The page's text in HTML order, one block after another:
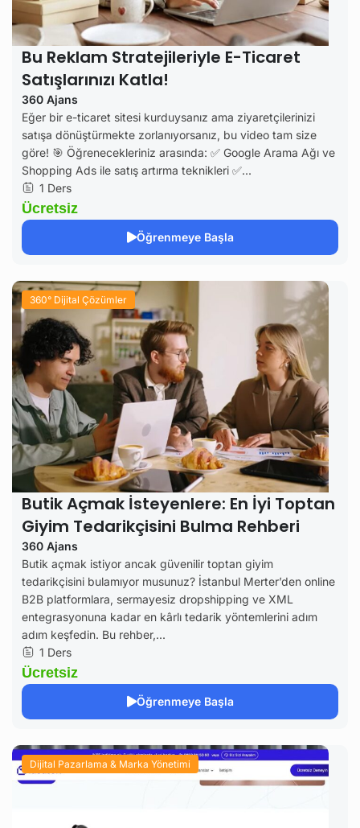
Bu Reklam Stratejileriyle E-Ticaret
Satışlarınızı Katla!
360 Ajans
Eğer bir e-ticaret sitesi kurduysanız ama ziyaretçilerinizi
satışa dönüştürmekte zorlanıyorsanız, bu video tam size
göre! 🎯 Öğrenecekleriniz arasında: ✅ Google Arama Ağı ve
Shopping Ads ile satış artırma teknikleri ✅...
1 Ders
Ücretsiz
Öğrenmeye Başla
360° Dijital Çözümler
Butik Açmak İsteyenlere: En İyi Toptan
Giyim Tedarikçisini Bulma Rehberi
360 Ajans
Butik açmak istiyor ancak güvenilir toptan giyim
tedarikçisini bulamıyor musunuz? İstanbul Merter’den online
B2B platformlara, sermayesiz dropshipping ve XML
entegrasyonuna kadar en kârlı tedarik yöntemlerini adım
adım keşfedin. Bu rehber,...
1 Ders
Ücretsiz
Öğrenmeye Başla
Dijital Pazarlama & Marka Yönetimi